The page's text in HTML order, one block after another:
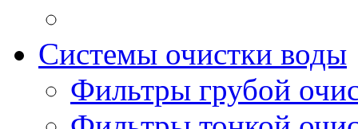
Системы очистки воды
Фильтры грубой